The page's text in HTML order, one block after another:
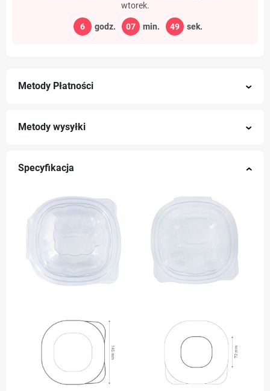
wtorek.
6 godz. 07 min. 48 sek.
Metody Płatności
Metody wysyłki
Specyfikacja